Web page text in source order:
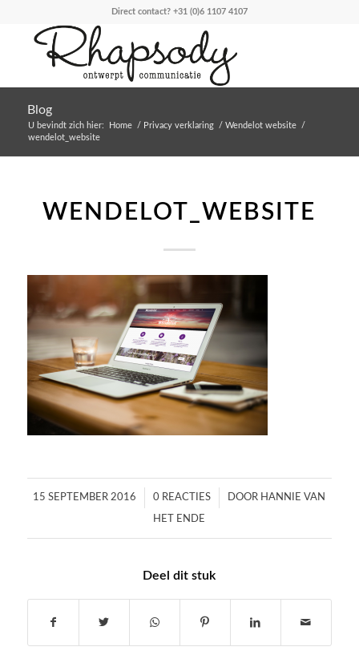
Direct contact? +31 (0)6 1107 4107
Blog
U bevindt zich hier: Home / Privacy verklaring / Wendelot website
/
wendelot_website
WENDELOT_WEBSITE
15 SEPTEMBER 2016
/ 0 REACTIES
/ DOOR HANNIE VAN
HET ENDE
Deel dit stuk